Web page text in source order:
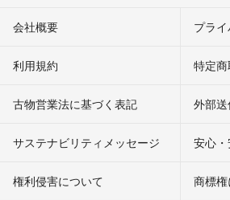
会社概要 プラ
利用規約 特定
古物営業法に基づく表記 外部
サステナビリティメッセージ 安心
権利侵害について
商標